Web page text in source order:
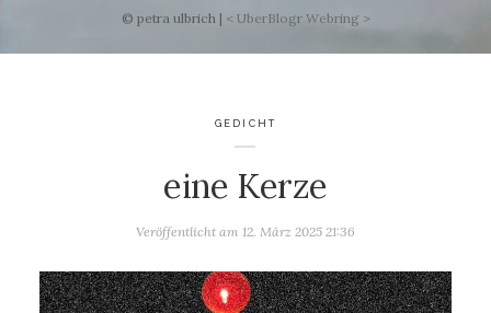
© petra ulbrich | < UberBlogr Webring >
GEDICHT
eine Kerze
Veröffentlicht am 12. März 2025 21:36